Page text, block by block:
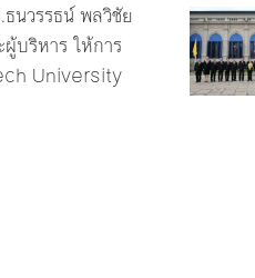
นวรรธน์ พลวิชัย
บริหาร ให้การ
University